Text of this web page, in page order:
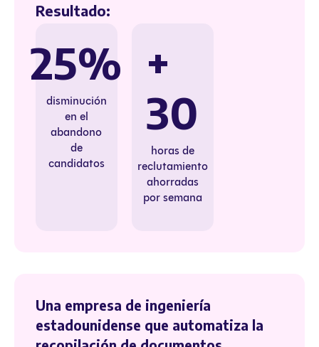
Resultado:
25%
disminución
en el
abandono
de
candidatos
+
30
horas de
reclutamiento
ahorradas
por semana
Una empresa de ingeniería
estadounidense que automatiza la